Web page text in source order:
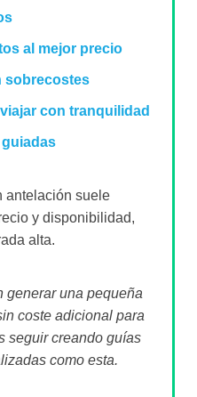
al mejor precio
sobrecostes
con tranquilidad
antelación suele
y disponibilidad,
alta.
generar una pequeña
coste adicional para
seguir creando guías
como esta.